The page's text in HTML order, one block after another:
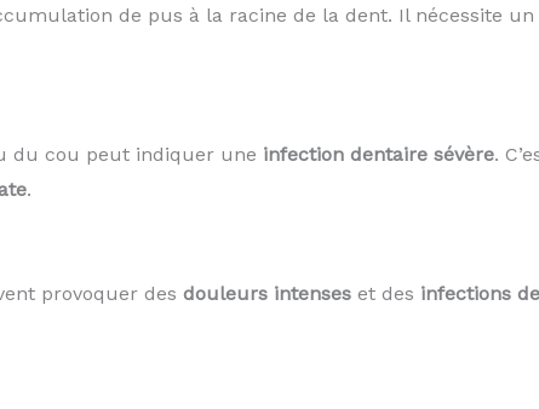
de pus à la racine de la dent. Il nécessite un
du cou peut indiquer une infection dentaire sévère.
.
provoquer des douleurs intenseset des infections